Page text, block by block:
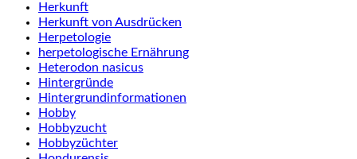
Herkunft
Herkunft von Ausdrücken
Herpetologie
herpetologische Ernährung
Heterodon nasicus
Hintergründe
Hintergrundinformationen
Hobby
Hobbyzucht
Hobbyzüchter